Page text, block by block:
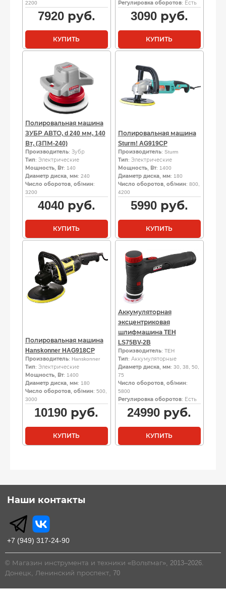
2200
7920руб.
КУПИТЬ
Регулировка оборотов: Есть
3090руб.
КУПИТЬ
Полировальная машина
ЗУБР АВТО, d 240 мм, 140
Вт, (ЗПМ-240)
Производитель: Зубр
Тип: Электрические
Мощность, Вт: 140
Диаметр диска, мм: 240
Число оборотов, об/мин:
3200
4040руб.
КУПИТЬ
Полировальная машина
Sturm! AG919CP
Производитель: Sturm
Тип: Электрические
Мощность, Вт: 1400
Диаметр диска, мм: 180
Число оборотов, об/мин: 800,
4200
5990руб.
КУПИТЬ
Полировальная машина
Hanskonner HAG918CP
Производитель: Hanskonner
Тип: Электрические
Мощность, Вт: 1400
Диаметр диска, мм: 180
Число оборотов, об/мин: 500,
3000
10190 руб.
КУПИТЬ
Аккумуляторная
эксцентриковая
шлифмашина TEH
LS75BV-2B
Производитель: TEH
Тип: Аккумуляторные
Диаметр диска, мм: 30, 38, 50,
75
Число оборотов, об/мин:
5800
Регулировка оборотов: Есть
24990 руб.
КУПИТЬ
Наши контакты
+7 (949) 317-24-90
© Магазин инструмента и техники «Вольтмаг», 2013–2026.
Донецк, Ленинский проспект, 70